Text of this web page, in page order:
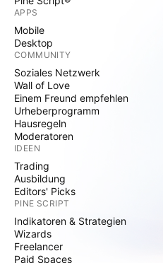
APPS
Mobile
Desktop
COMMUNITY
Soziales Netzwerk
Wall of Love
Einem Freund empfehlen
Urheberprogramm
Hausregeln
Moderatoren
IDEEN
Trading
Ausbildung
Editors' Picks
PINE SCRIPT
Indikatoren & Strategien
Wizards
Freelancer
Paid Spaces